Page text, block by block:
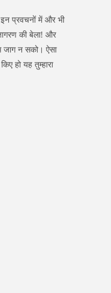
इन प्रवचनों में और भी
की बेला! और
जाग न सको। ऐसा
हो यह तुम्हारा